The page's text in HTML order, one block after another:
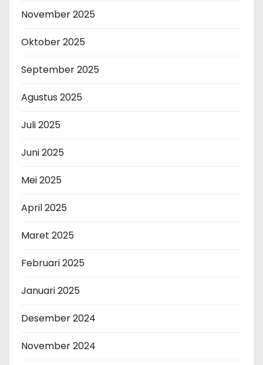
November 2025
Oktober 2025
September 2025
Agustus 2025
Juli 2025
Juni 2025
Mei 2025
April 2025
Maret 2025
Februari 2025
Januari 2025
Desember 2024
November 2024